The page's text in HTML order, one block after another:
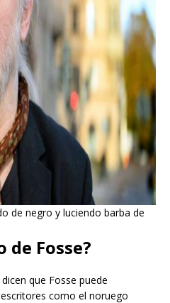
de negro y luciendo barba de
de Fosse?
que Fosse puede
como el noruego